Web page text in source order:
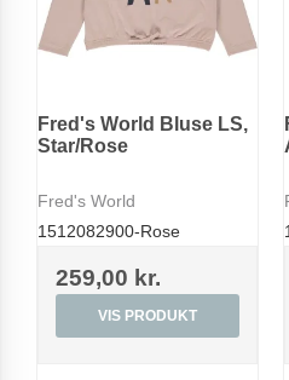
Fred's World Bluse LS,
Star/Rose
Fred's World
1512082900-Rose
259,00 kr.
VIS PRODUKT